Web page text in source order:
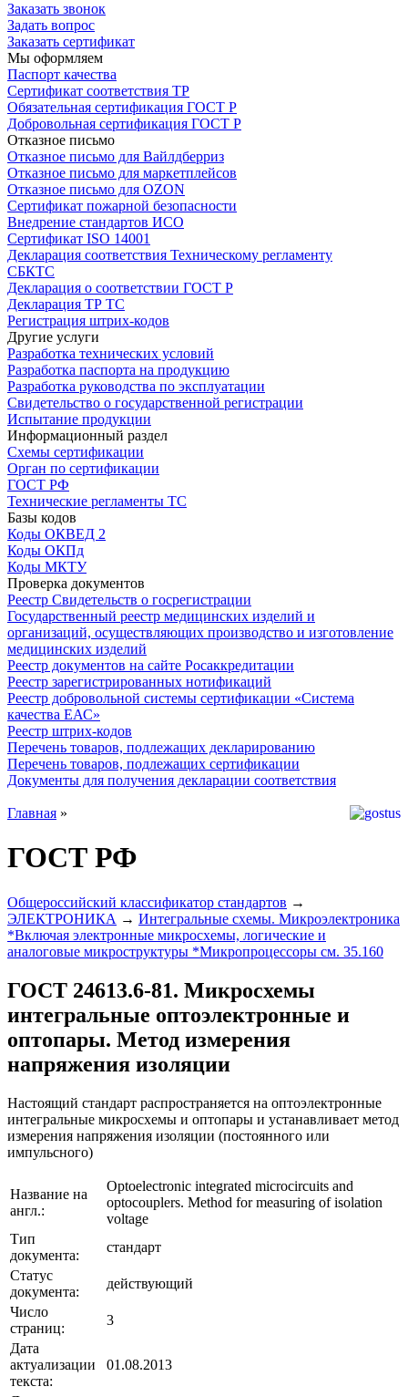
Заказать звонок
Задать вопрос
Заказать сертификат
Мы оформляем
Паспорт качества
Сертификат соответствия ТР
Обязательная сертификация ГОСТ Р
Добровольная сертификация ГОСТ Р
Отказное письмо
Отказное письмо для Вайлдберриз
Отказное письмо для маркетплейсов
Отказное письмо для OZON
Сертификат пожарной безопасности
Внедрение стандартов ИСО
Сертификат ISO 14001
Декларация соответствия Техническому регламенту
СБКТС
Декларация о соответствии ГОСТ Р
Декларация ТР ТС
Регистрация штрих-кодов
Другие услуги
Разработка технических условий
Разработка паспорта на продукцию
Разработка руководства по эксплуатации
Свидетельство о государственной регистрации
Испытание продукции
Информационный раздел
Схемы сертификации
Орган по сертификации
ГОСТ РФ
Технические регламенты ТС
Базы кодов
Коды ОКВЕД 2
Коды ОКПд
Коды МКТУ
Проверка документов
Реестр Свидетельств о госрегистрации
Государственный реестр медицинских изделий и
организаций, осуществляющих производство и изготовление
медицинских изделий
Реестр документов на сайте Росаккредитации
Реестр зарегистрированных нотификаций
Реестр добровольной системы сертификации «Система
качества ЕАС»
Реестр штрих-кодов
Перечень товаров, подлежащих декларированию
Перечень товаров, подлежащих сертификации
Документы для получения декларации соответствия
Главная »
ГОСТ РФ
Общероссийский классификатор стандартов →
ЭЛЕКТРОНИКА → Интегральные схемы. Микроэлектроника
*Включая электронные микросхемы, логические и
аналоговые микроструктуры *Микропроцессоры см. 35.160
ГОСТ 24613.6-81. Микросхемы
интегральные оптоэлектронные и
оптопары. Метод измерения
напряжения изоляции
Настоящий стандарт распространяется на оптоэлектронные
интегральные микросхемы и оптопары и устанавливает метод
измерения напряжения изоляции (постоянного или
импульсного)
Название на
англ.:
Optoelectronic integrated microcircuits and
optocouplers. Method for measuring of isolation
voltage
Тип
документа:
стандарт
Статус
документа:
действующий
Число
страниц:
3
Дата
актуализации
текста:
01.08.2013